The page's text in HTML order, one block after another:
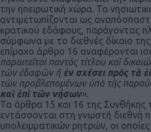
την ηπειρωτική χώρα. Τα
αντιμετωπίζονται ως
κρατικού εδάφους, παράγοντας
σύμφωνα με το διεθνές δίκαιο
επίμαχο άρθρο 16 αναφέρονται
παραιτεῖται παντός τίτλου καὶ
τῶν ἐδαφῶν ἤ ἐν σχέσει πρὸς τὰ
τῶν προβλεπομένων ὑπὸ τῆς
καὶ ἐπὶ τῶν νήσων».
Τα άρθρα 15 και 16 της Συνθήκης
εντάσσονται στη γνωστή διεθνή
υπολειμματικών ρητρών, οι